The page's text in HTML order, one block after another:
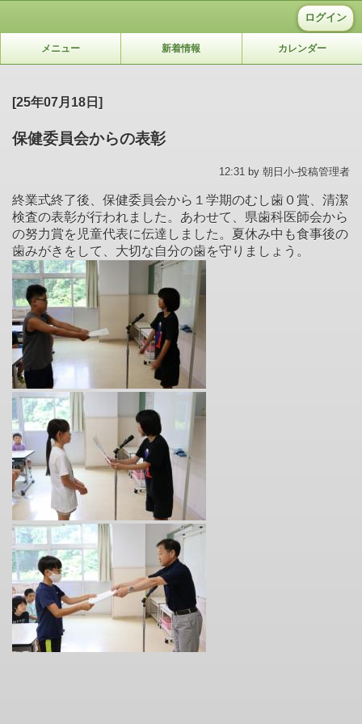
ログイン
メニュー 新着情報 カレンダー
[25年07月18日]
保健委員会からの表彰
12:31 by 朝日小-投稿管理者
終業式終了後、保健委員会から１学期のむし歯０賞、清潔
検査の表彰が行われました。あわせて、県歯科医師会から
の努力賞を児童代表に伝達しました。夏休み中も食事後の
歯みがきをして、大切な自分の歯を守りましょう。